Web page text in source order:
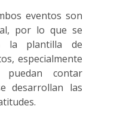
eventos son
por lo que se
la plantilla de
especialmente
puedan contar
desarrollan las